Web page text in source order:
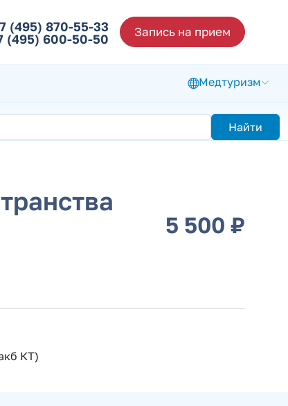
(495) 870-55-33
(495) 600-50-50
Запись на прием
Медтуризм
Найти
5 500 ₽
КТ)